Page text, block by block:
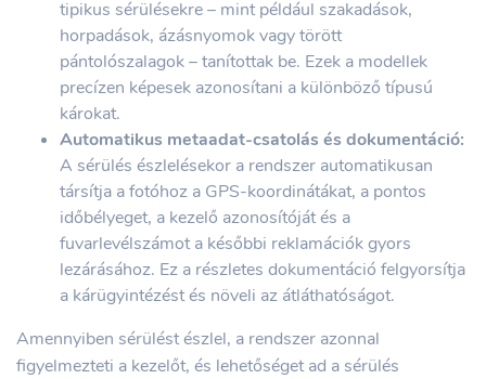
tipikus sérülésekre – mint például szakadások,
horpadások, ázásnyomok vagy törött
pántolószalagok – tanítottak be. Ezek a modellek
precízen képesek azonosítani a különböző típusú
károkat.
Automatikus metaadat-csatolás és dokumentáció:
A sérülés észlelésekor a rendszer automatikusan
társítja a fotóhoz a GPS-koordinátákat, a pontos
időbélyeget, a kezelő azonosítóját és a
fuvarlevélszámot a későbbi reklamációk gyors
lezárásához. Ez a részletes dokumentáció felgyorsítja
a kárügyintézést és növeli az átláthatóságot.
Amennyiben sérülést észlel, a rendszer azonnal
figyelmezteti a kezelőt, és lehetőséget ad a sérülés